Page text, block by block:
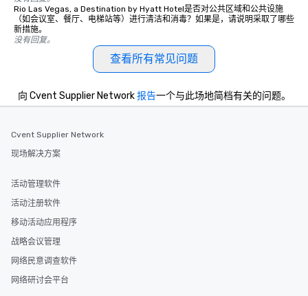
Rio Las Vegas, a Destination by Hyatt Hotel是否对公共区域和公共设施
（如会议室、餐厅、电梯站等）进行清洁和消毒？如果是，请说明采取了哪些
新措施。
没有回复。
查看所有常见问题
向 Cvent Supplier Network报告一个与此场地简档有关的问题。
Cvent Supplier Network
现场解决方案
活动管理软件
活动注册软件
移动活动应用程序
战略会议管理
网络民意调查软件
网络研讨会平台